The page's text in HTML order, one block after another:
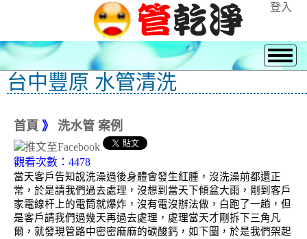
登入
台中豐原 水管清洗
首頁 》 洗水管 案例
觀看次數：4478
當天客戶告知說洗澡過後身體會發生紅腫，沒洗澡前都還正
常，於是請我們過去處理，沒想到當天下傾盆大雨，剛到客戶
家電線杆上的電筒就爆炸，沒有電沒辦法做，白跑了一趟，但
是客戶請我們過幾天再過去處理，處理當天才剛拆下三角凡
爾，就發現管路中密密麻麻的碳酸鈣，如下圖，於是我們架起